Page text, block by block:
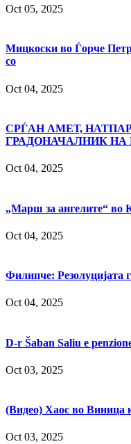
Oct 05, 2025
Мицкоски во Ѓорче
со
Oct 04, 2025
СРЃАН АМЕТ,
ГРАДОНАЧАЛНИК НА
Oct 04, 2025
„Марш за ангелите“
Oct 04, 2025
Филипче: Резолуцијата
Oct 04, 2025
D-r Šaban Saliu e
Oct 03, 2025
(Видео) Хаос во Виница
Oct 03, 2025